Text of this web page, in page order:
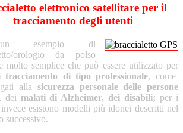
elettronico satellitare per il
tracciamento degli utenti
esempio di
orologio da polso
molto semplice che può essere utilizzato per
tracciamento di tipo professionale, come
alla sicurezza personale delle persone
dei malati di Alzheimer, dei disabili; per i
esistono modelli più idonei descritti nel
successivo.